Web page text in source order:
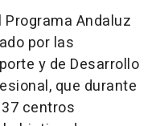
Andaluz
por las
y de Desarrollo
que durante
centros